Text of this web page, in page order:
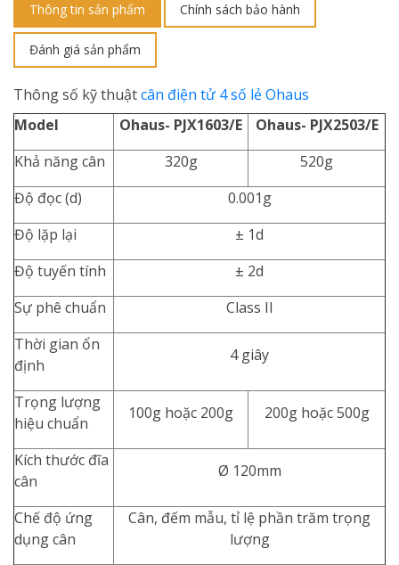
Thông tin sản phẩm Chính sách bảo hành
Đánh giá sản phẩm
Thông số kỹ thuậtcân điện tử 4 số lẻ Ohaus
Model
Ohaus- PJX1603/E
Ohaus- PJX2503/E
Khả năng cân
320g
520g
Độ đọc (d)
0.001g
Độ lặp lại
± 1d
Độ tuyến tính
± 2d
Sự phê chuẩn
Class II
Thời gian ổn
định
4 giây
Trọng lượng
hiệu chuẩn
100g hoặc 200g 200g hoặc 500g
Kích thước đĩa
cân
Ø 120mm
Chế độ ứng
dụng cân
Cân, đếm mẫu, tỉ lệ phần trăm trọng
lượng